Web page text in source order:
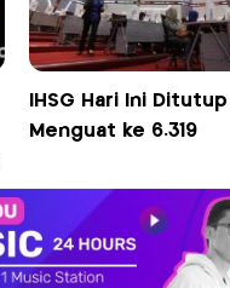
IHSG Hari Ini Ditutup
Menguat ke 6.319